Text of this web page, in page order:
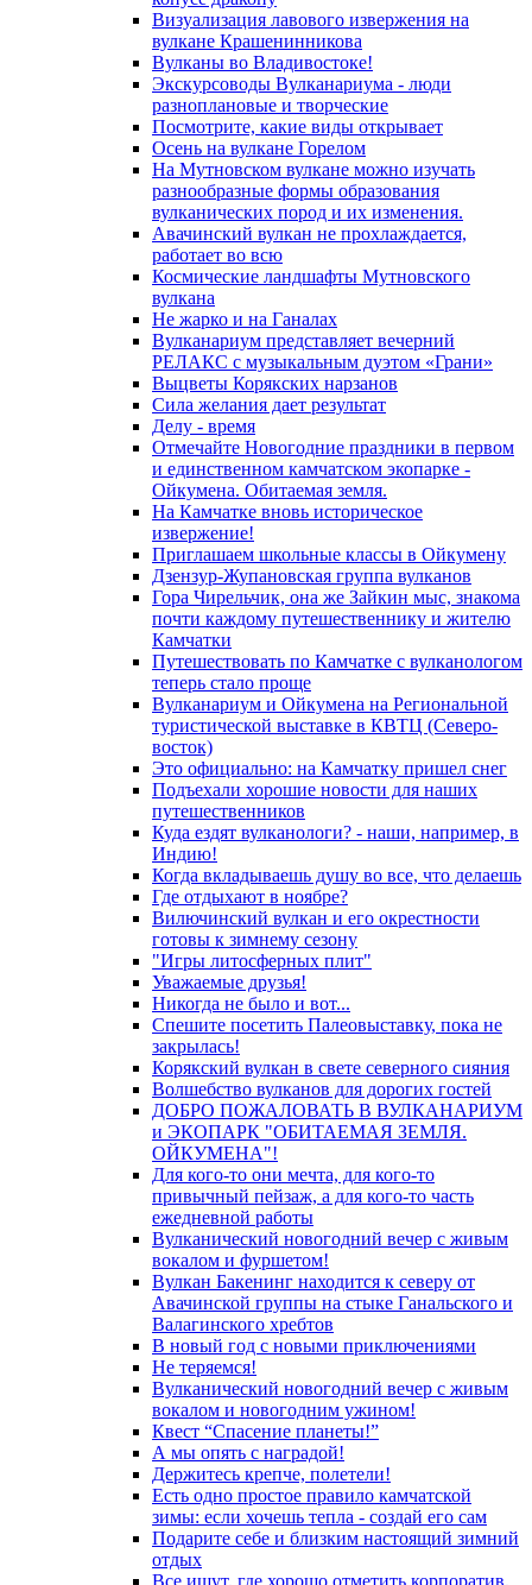
Визуализация лавового извержения на
вулкане Крашенинникова
Вулканы во Владивостоке!
Экскурсоводы Вулканариума - люди
разноплановые и творческие
Посмотрите, какие виды открывает
Осень на вулкане Горелом
На Мутновском вулкане можно изучать
разнообразные формы образования
вулканических пород и их изменения.
Авачинский вулкан не прохлаждается,
работает во всю
Космические ландшафты Мутновского
вулкана
Не жарко и на Ганалах
Вулканариум представляет вечерний
РЕЛАКС с музыкальным дуэтом «Грани»
Выцветы Корякских нарзанов
Сила желания дает результат
Делу - время
Отмечайте Новогодние праздники в первом
и единственном камчатском экопарке -
Ойкумена. Обитаемая земля.
На Камчатке вновь историческое
извержение!
Приглашаем школьные классы в Ойкумену
Дзензур-Жупановская группа вулканов
Гора Чирельчик, она же Зайкин мыс, знакома
почти каждому путешественнику и жителю
Камчатки
Путешествовать по Камчатке с вулканологом
теперь стало проще
Вулканариум и Ойкумена на Региональной
туристической выставке в КВТЦ (Северо-
восток)
Это официально: на Камчатку пришел снег
Подъехали хорошие новости для наших
путешественников
Куда ездят вулканологи? - наши, например, в
Индию!
Когда вкладываешь душу во все, что делаешь
Где отдыхают в ноябре?
Вилючинский вулкан и его окрестности
готовы к зимнему сезону
"Игры литосферных плит"
Уважаемые друзья!
Никогда не было и вот...
Спешите посетить Палеовыставку, пока не
закрылась!
Корякский вулкан в свете северного сияния
Волшебство вулканов для дорогих гостей
ДОБРО ПОЖАЛОВАТЬ В ВУЛКАНАРИУМ
и ЭКОПАРК "ОБИТАЕМАЯ ЗЕМЛЯ.
ОЙКУМЕНА"!
Для кого-то они мечта, для кого-то
привычный пейзаж, а для кого-то часть
ежедневной работы
Вулканический новогодний вечер с живым
вокалом и фуршетом!
Вулкан Бакенинг находится к северу от
Авачинской группы на стыке Ганальского и
Валагинского хребтов
В новый год с новыми приключениями
Не теряемся!
Вулканический новогодний вечер с живым
вокалом и новогодним ужином!
Квест “Спасение планеты!”
А мы опять с наградой!
Держитесь крепче, полетели!
Есть одно простое правило камчатской
зимы: если хочешь тепла - создай его сам
Подарите себе и близким настоящий зимний
отдых
Все ищут, где хорошо отметить корпоратив,